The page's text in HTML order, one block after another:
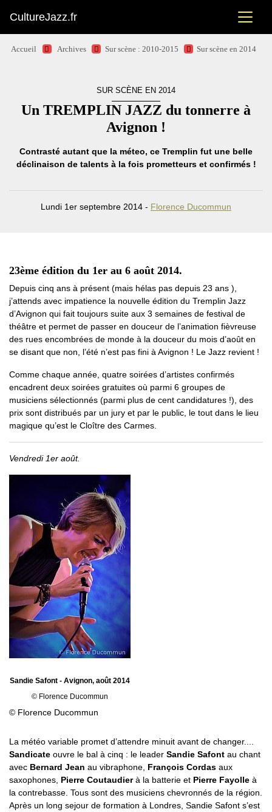
CultureJazz.fr
Accueil Archives Sur scène : 2010-2015 Sur scène en 2014
SUR SCÈNE EN 2014
Un TREMPLIN JAZZ du tonnerre à
Avignon !
Contrasté autant que la méteo, ce Tremplin fut une belle
déclinaison de talents à la fois prometteurs et confirmés !
Lundi 1er septembre 2014 - Florence Ducommun
23ème édition du 1er au 6 août 2014.
Depuis cinq ans à présent (mais hélas pas depuis 23 ans ),
j’attends avec impatience la nouvelle édition du Tremplin Jazz
d’Avignon qui fait toujours suite aux 3 semaines de festival de
théâtre et permet de passer en douceur de l’animation fièvreuse
des rues encombrées de monde à la douceur du mois d’août en
se disant que non, l’été n’est pas fini à Avignon ! Le Jazz revient !
Comme chaque année, quatre soirées d’artistes confirmés
encadrent deux soirées gratuites où parmi 6 groupes de
musiciens sélectionnés (parmi plus de cent candidatures !), des
prix sont distribués par un jury et par le public, le tout dans le lieu
magique qu’est le Cloître des Carmes.
Vendredi 1er août.
Sandie Safont - Avignon, août 2014
© Florence Ducommun
© Florence Ducommun
La météo variable promet d’attendre minuit avant de changer....
Sandicate ouvre le bal à cinq : le leader Sandie Safont au chant
avec Bernard Jean au vibraphone, François Cordas aux
saxophones, Pierre Coutaudierà la batterie et Pierre Fayolle à
la contrebasse. Tous sont des musiciens chevronnés de la région.
Après un long sejour de formation à Londres, Sandie Safont s’est